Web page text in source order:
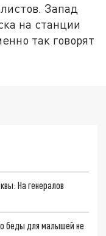
Запад
на станции
так говорят
На генералов
беды для малышей не